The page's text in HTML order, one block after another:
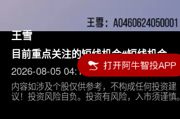
王雪
目前重点关注的短线机会#短线机会
2026-08-05 04:15
内容如涉及个股仅供参考，不构成任何投资建
议！投资风险自负。投资有风险，入市须谨慎。